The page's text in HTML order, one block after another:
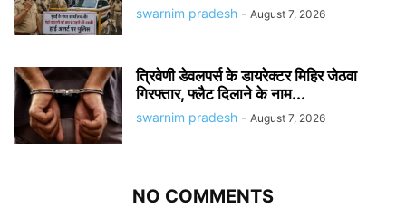
swarnim pradesh - August 7, 2026
त्रिवेणी डेवलपर्स के डायरेक्टर मिहिर जेठवा
गिरफ्तार, फ्लैट दिलाने के नाम...
swarnim pradesh - August 7, 2026
NO COMMENTS